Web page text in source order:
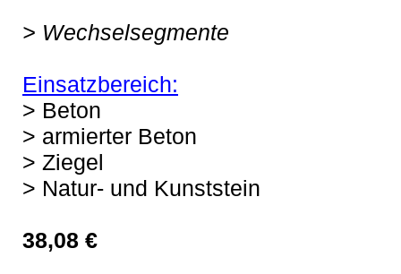
> Wechselsegmente
Einsatzbereich:
> Beton
> armierter Beton
> Ziegel
> Natur- und Kunststein
38,08 €